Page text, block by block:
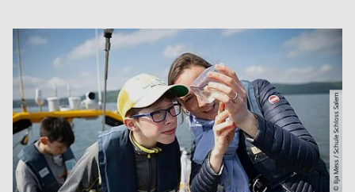
© Ilja Mess / Schule Schloss Salem